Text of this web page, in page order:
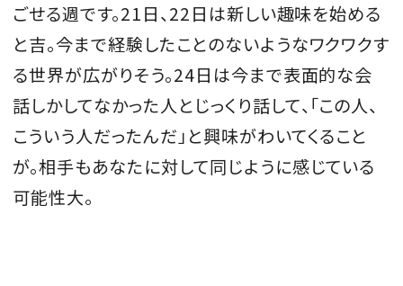
MAGAZINE
2026年9月号
2026-07-23発売
ごせる週です。21日、22日は新しい趣味を始める
と吉。今まで経験したことのないようなワクワクす
る世界が広がりそう。24日は今まで表面的な会
話しかしてなかった人とじっくり話して、「この人、
こういう人だったんだ」と興味がわいてくること
が。相手もあなたに対して同じように感じている
可能性大。